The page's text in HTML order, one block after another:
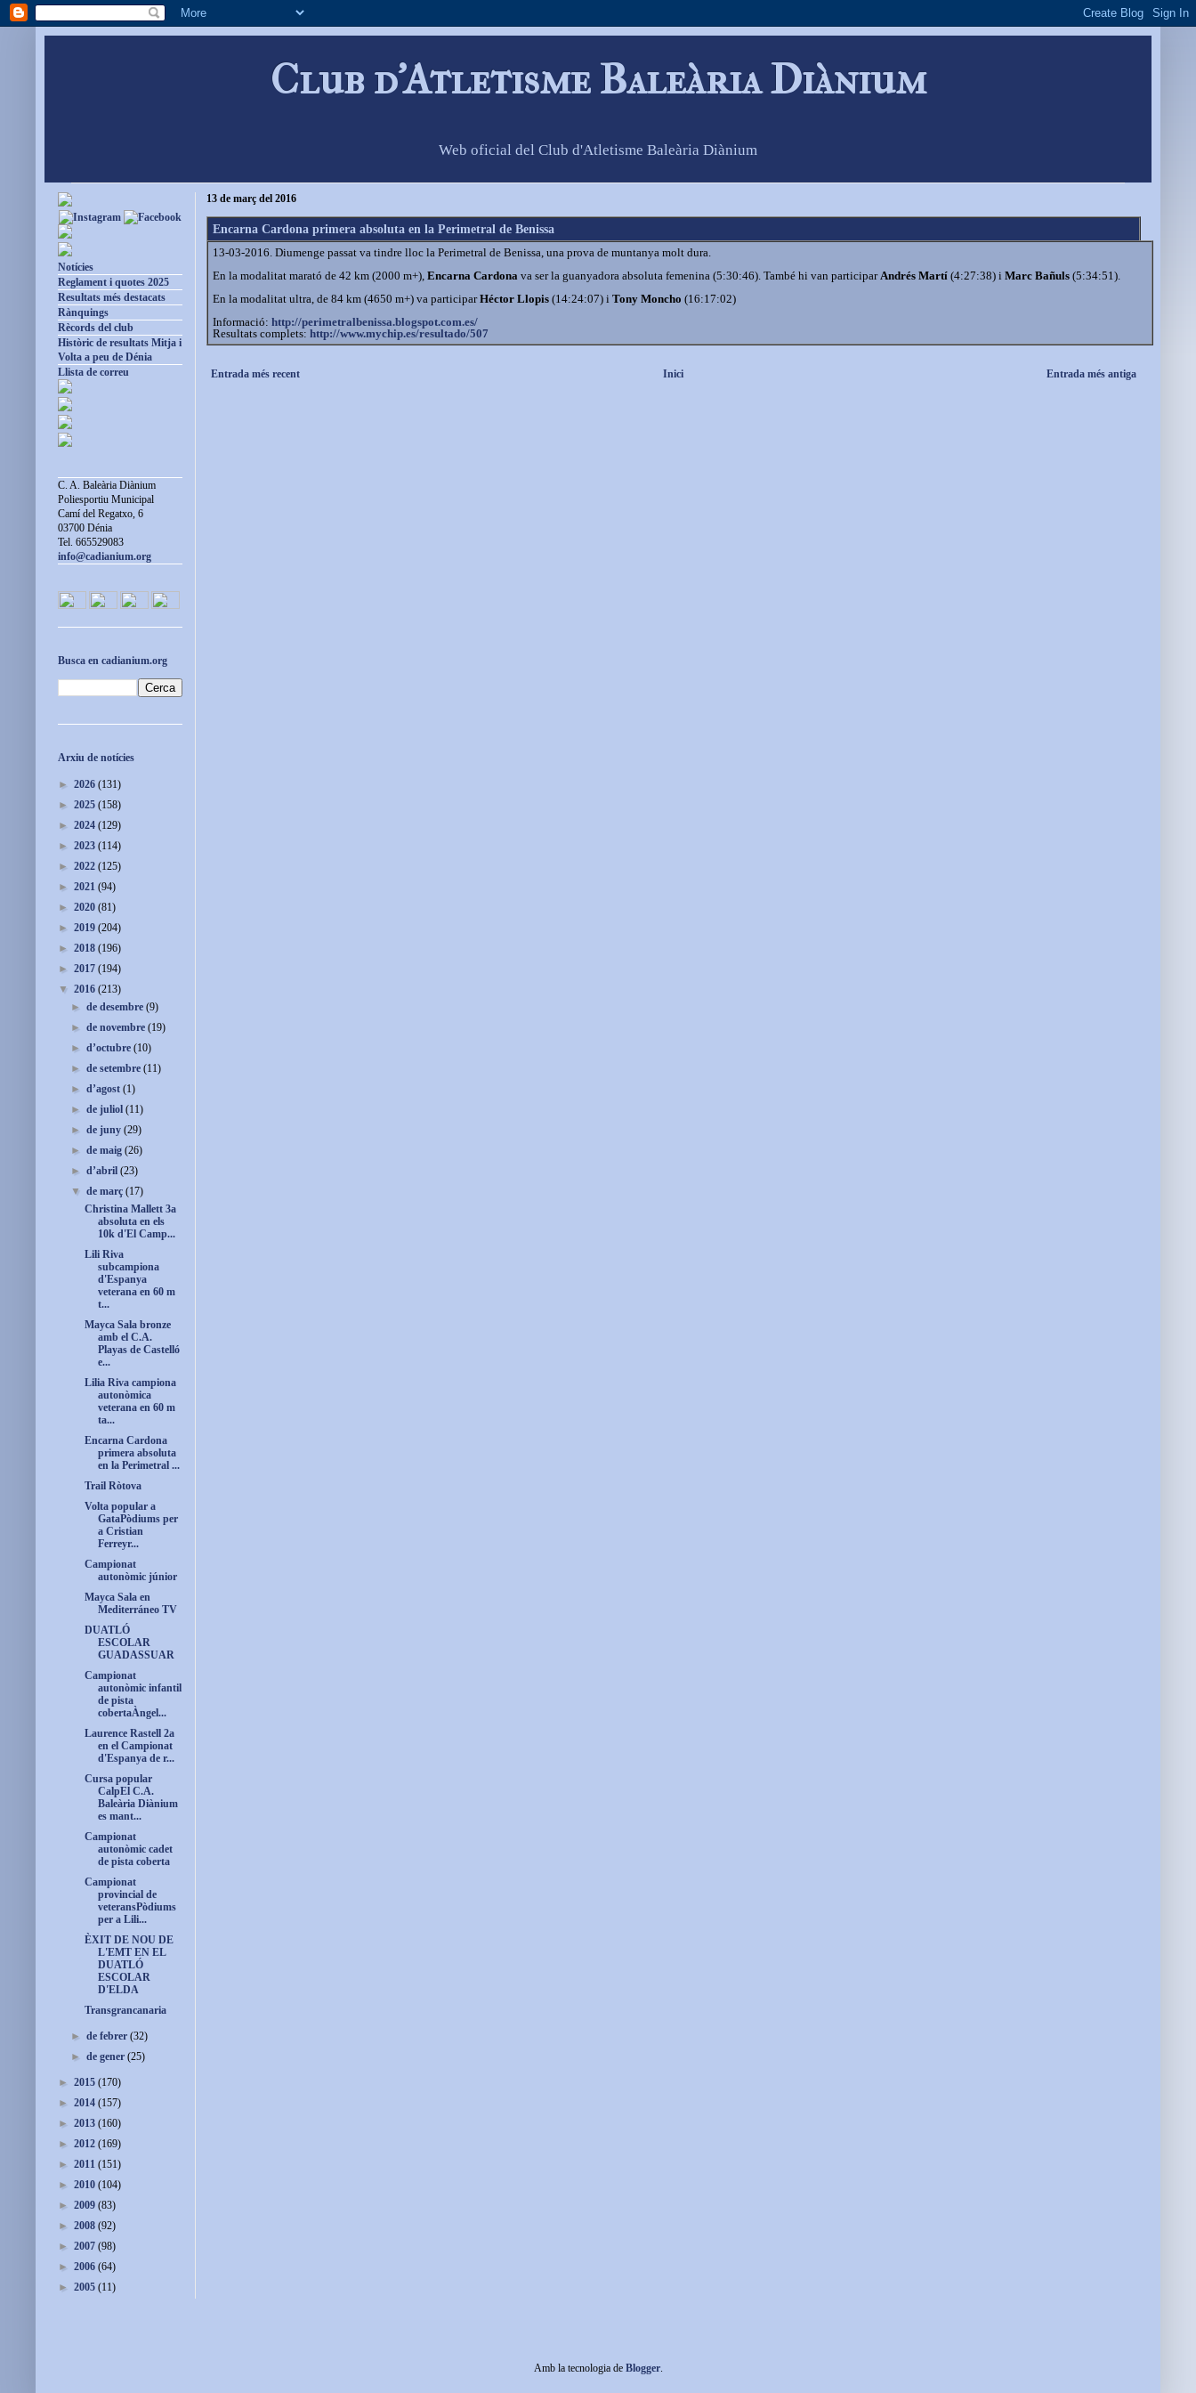
Club d'Atletisme Baleària Diànium
Web oficial del Club d'Atletisme Baleària Diànium
13 de març del 2016
Encarna Cardona primera absoluta en la Perimetral de Benissa
13-03-2016. Diumenge passat va tindre lloc la Perimetral de Benissa, una prova de muntanya molt dura.
En la modalitat marató de 42 km (2000 m+), Encarna Cardona va ser la guanyadora absoluta femenina (5:30:46). També hi van participar Andrés Martí (4:27:38) i Marc Bañuls (5:34:51).
En la modalitat ultra, de 84 km (4650 m+) va participarHéctor Llopis (14:24:07) i Tony Moncho (16:17:02)
Informació: http://perimetralbenissa.blogspot.com.es/
Resultats complets: http://www.mychip.es/resultado/507
Entrada més recent Entrada més antiga
Inici
Notícies
Reglament i quotes 2025
Resultats més destacats
Rànquings
Rècords del club
Històric de resultats Mitja i
Volta a peu de Dénia
Llista de correu
C. A. Baleària Diànium
Poliesportiu Municipal
Camí del Regatxo, 6
03700 Dénia
Tel. 665529083
info@cadianium.org
Busca en cadianium.org
Arxiu de notícies
► 2026 (131)
► 2025 (158)
► 2024 (129)
► 2023 (114)
► 2022 (125)
► 2021 (94)
► 2020 (81)
► 2019 (204)
► 2018 (196)
► 2017 (194)
▼ 2016 (213)
►de desembre(9)
►de novembre(19)
►d’octubre(10)
►de setembre(11)
►d’agost(1)
►de juliol(11)
►de juny(29)
►de maig(26)
►d’abril(23)
▼de març(17)
Christina Mallett 3a
absoluta en els
10k d'El Camp...
Lili Riva
subcampiona
d'Espanya
veterana en 60 m
t...
Mayca Sala bronze
amb el C.A.
Playas de Castelló
e...
Lilia Riva campiona
autonòmica
veterana en 60 m
ta...
Encarna Cardona
primera absoluta
en la Perimetral ...
Trail Ròtova
Volta popular a
GataPòdiums per
a Cristian
Ferreyr...
Campionat
autonòmic júnior
Mayca Sala en
Mediterráneo TV
DUATLÓ
ESCOLAR
GUADASSUAR
Campionat
autonòmic infantil
de pista
cobertaÀngel...
Laurence Rastell 2a
en el Campionat
d'Espanya de r...
Cursa popular
CalpEl C.A.
Baleària Diànium
es mant...
Campionat
autonòmic cadet
de pista coberta
Campionat
provincial de
veteransPòdiums
per a Lili...
ÈXIT DE NOU DE
L'EMT EN EL
DUATLÓ
ESCOLAR
D'ELDA
Transgrancanaria
►de febrer(32)
►de gener(25)
► 2015 (170)
► 2014 (157)
► 2013 (160)
► 2012 (169)
► 2011 (151)
► 2010 (104)
► 2009 (83)
► 2008 (92)
► 2007 (98)
► 2006 (64)
► 2005 (11)
Amb la tecnologia de Blogger.